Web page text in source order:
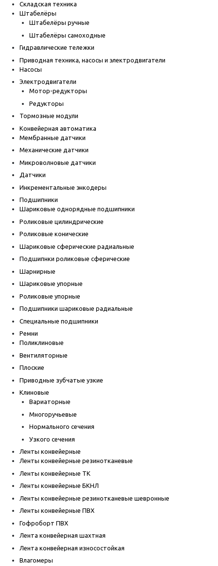
Складская техника
Штабелёры
Штабелёры ручные
Штабелёры самоходные
Гидравлические тележки
Приводная техника, насосы и электродвигатели
Насосы
Электродвигатели
Мотор-редукторы
Редукторы
Тормозные модули
Конвейерная автоматика
Мембранные датчики
Механические датчики
Микроволновые датчики
Датчики
Инкрементальные энкодеры
Подшипники
Шариковые однорядные подшипники
Роликовые цилиндрические
Роликовые конические
Шариковые сферические радиальные
Подшипнки роликовые сферические
Шарнирные
Шариковые упорные
Роликовые упорные
Подшипники шариковые радиальные
Специальные подшипники
Ремни
Поликлиновые
Вентиляторные
Плоские
Приводные зубчатые узкие
Клиновые
Вариаторные
Многоручьевые
Нормального сечения
Узкого сечения
Ленты конвейерные
Ленты конвейерные резинотканевые
Ленты конвейерные ТК
Ленты конвейерные БКНЛ
Ленты конвейерные резинотканевые шевронные
Ленты конвейерные ПВХ
Гофроборт ПВХ
Лента конвейерная шахтная
Лента конвейерная износостойкая
Влагомеры